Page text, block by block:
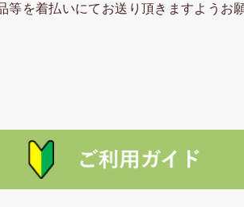
等を着払いにてお送り頂きますようお